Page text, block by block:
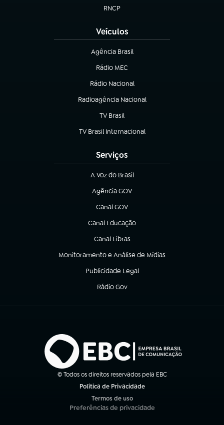
RNCP
(abre em nova aba)
Veículos
Agência Brasil
(abre em nova aba)
Rádio MEC
(abre em nova aba)
Rádio Nacional
Radioagência Nacional
(abre em nova aba)
TV Brasil
(abre em nova aba)
TV Brasil Internacional
(abre em nova aba)
Serviços
A Voz do Brasil
(abre em nova aba)
Agência GOV
(abre em nova aba)
Canal GOV
(abre em nova aba)
Canal Educação
(abre em nova aba)
Canal Libras
(abre em nova aba)
Monitoramento e Análise de Mídias
(abre em nova aba)
Publicidade Legal
(abre em nova aba)
Rádio Gov
(abre em nova aba)
© Todos os direitos reservados pela EBC
Política de Privacidade
Termos de uso
(abre em nova aba)
Preferências de privacidade